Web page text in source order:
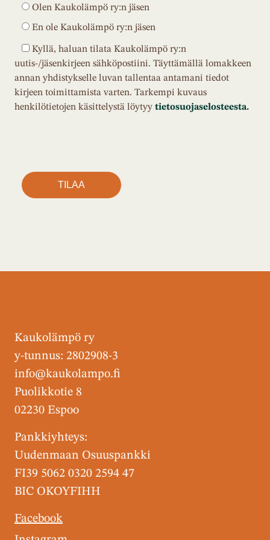
Olen Kaukolämpö ry:n jäsen
En ole Kaukolämpö ry:n jäsen
Kyllä, haluan tilata Kaukolämpö ry:n
uutis-/jäsenkirjeen sähköpostiini. Täyttämällä lomakkeen
annan yhdistykselle luvan tallentaa antamani tiedot
kirjeen toimittamista varten. Tarkempi kuvaus
henkilötietojen käsittelystä löytyy tietosuojaselosteesta.
Kaukolämpö ry
y-tunnus: 2802908-3
info@kaukolampo.fi
Puolikkotie 8
02230 Espoo
Pankkiyhteys:
Uudenmaan Osuuspankki
FI39 5062 0320 2594 47
BIC OKOYFIHH
Facebook